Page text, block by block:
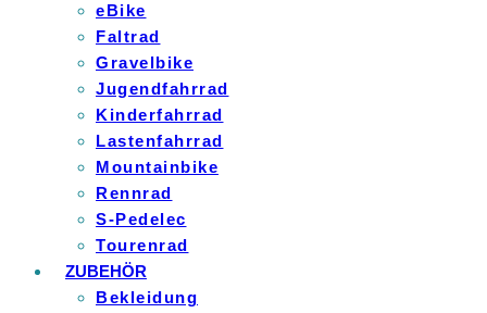
eBike
Faltrad
Gravelbike
Jugendfahrrad
Kinderfahrrad
Lastenfahrrad
Mountainbike
Rennrad
S-Pedelec
Tourenrad
ZUBEHÖR
Bekleidung